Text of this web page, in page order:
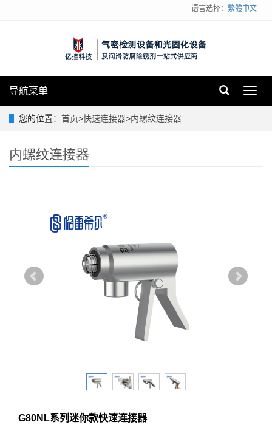
语言选择： 繁體中文
导航菜单
您的位置： 首页>快速连接器>内螺纹连接器
内螺纹连接器
G80NL系列迷你款快速连接器